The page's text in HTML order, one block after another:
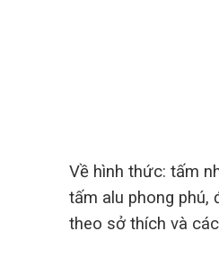
Về hình thức: tấm
tấm alu phong phú,
theo sở thích và